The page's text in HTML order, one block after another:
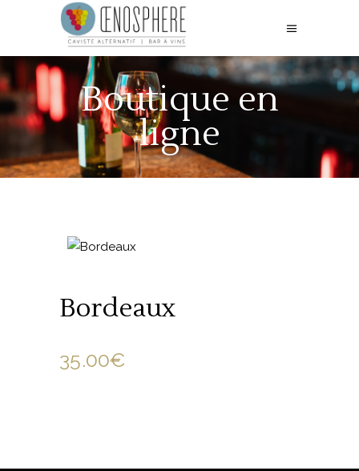
Boutique en
ligne
Bordeaux
35.00€